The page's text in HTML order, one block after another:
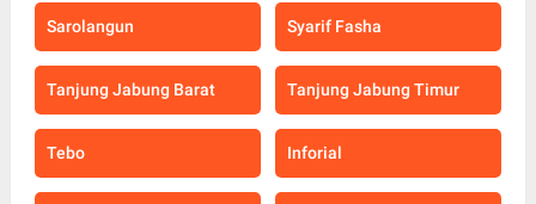
Sarolangun Syarif Fasha
Tanjung Jabung Barat Tanjung Jabung Timur
Tebo Inforial